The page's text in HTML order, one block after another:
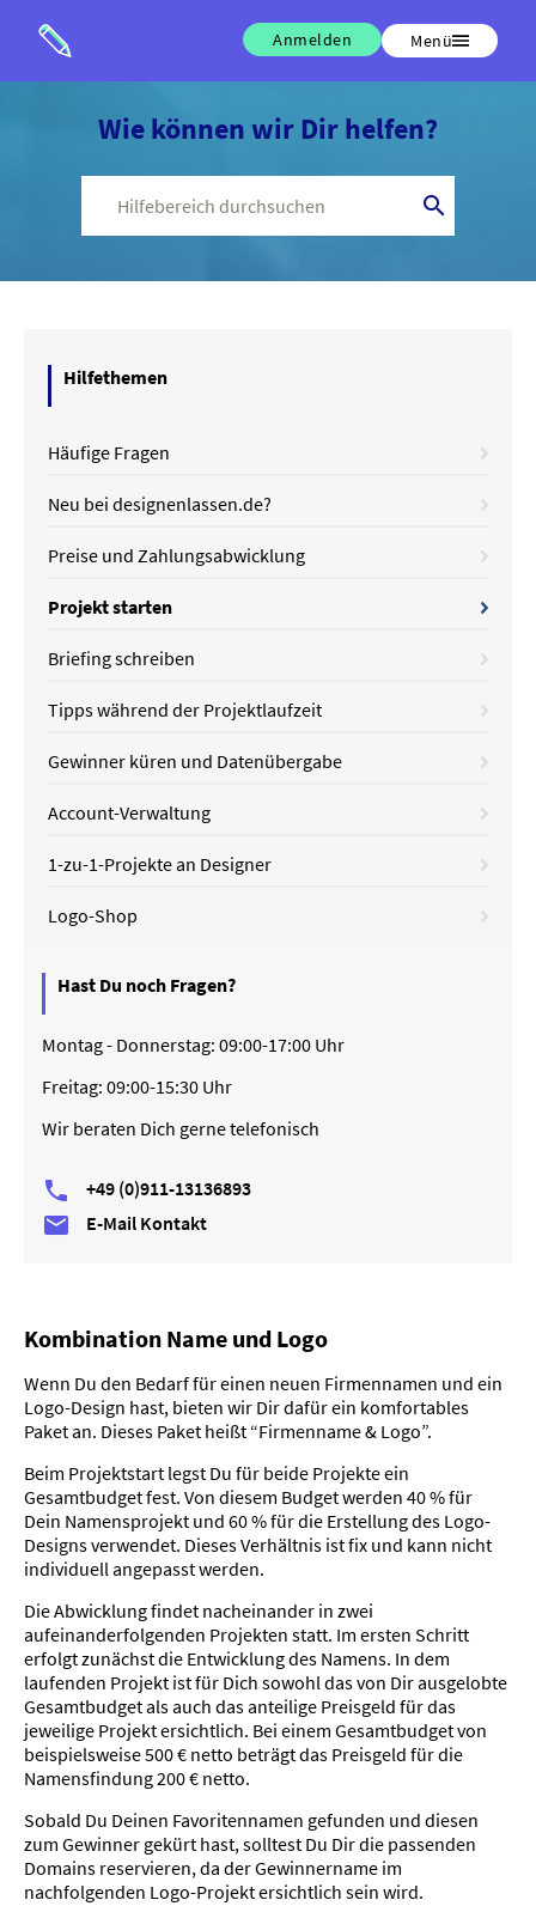
Anmelden Menü
Wie können wir Dir helfen?

Hilfethemen
Häufige Fragen
Neu bei designenlassen.de?
Preise und Zahlungsabwicklung
Projekt starten
Briefing schreiben
Tipps während der Projektlaufzeit
Gewinner küren und Datenübergabe
Account-Verwaltung
1-zu-1-Projekte an Designer
Logo-Shop
Hast Du noch Fragen?
Montag - Donnerstag: 09:00-17:00 Uhr
Freitag: 09:00-15:30 Uhr
Wir beraten Dich gerne telefonisch
 +49 (0)911-13136893
 E-Mail Kontakt
Kombination Name und Logo
Wenn Du den Bedarf für einen neuen Firmennamen und ein
Logo-Design hast, bieten wir Dir dafür ein komfortables
Paket an. Dieses Paket heißt “Firmenname & Logo”.
Beim Projektstart legst Du für beide Projekte ein
Gesamtbudget fest. Von diesem Budget werden 40 % für
Dein Namensprojekt und 60 % für die Erstellung des Logo-
Designs verwendet. Dieses Verhältnis ist fix und kann nicht
individuell angepasst werden.
Die Abwicklung findet nacheinander in zwei
aufeinanderfolgenden Projekten statt. Im ersten Schritt
erfolgt zunächst die Entwicklung des Namens. In dem
laufenden Projekt ist für Dich sowohl das von Dir ausgelobte
Gesamtbudget als auch das anteilige Preisgeld für das
jeweilige Projekt ersichtlich. Bei einem Gesamtbudget von
beispielsweise 500 € netto beträgt das Preisgeld für die
Namensfindung 200 € netto.
Sobald Du Deinen Favoritennamen gefunden und diesen
zum Gewinner gekürt hast, solltest Du Dir die passenden
Domains reservieren, da der Gewinnername im
nachfolgenden Logo-Projekt ersichtlich sein wird.